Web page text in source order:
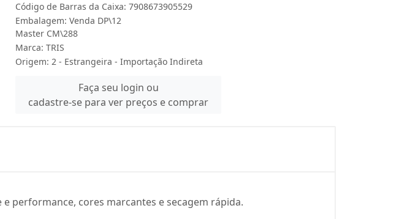
Código de Barras da Caixa: 7908673905529
Embalagem: Venda DP\12
Master CM\288
Marca: TRIS
Origem: 2 - Estrangeira - Importação Indireta
Faça seu login ou
cadastre-se para ver preços e comprar
performance, cores marcantes e secagem rápida.